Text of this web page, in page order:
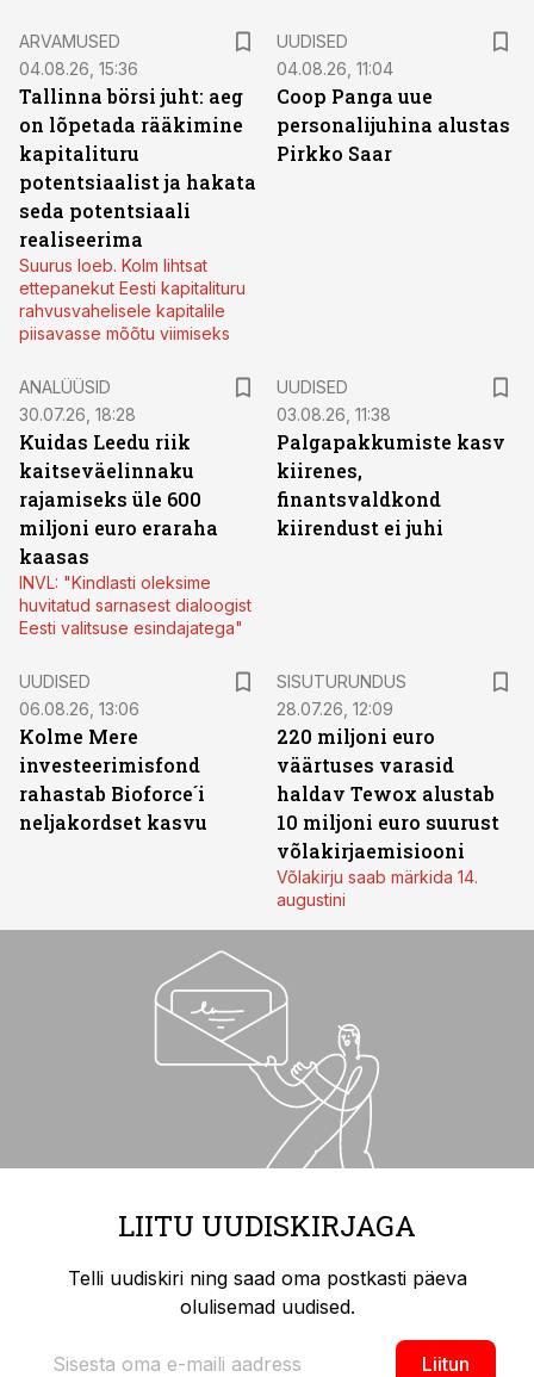
ARVAMUSED
04.08.26, 15:36
Tallinna börsi juht: aeg
on lõpetada rääkimine
kapitalituru
potentsiaalist ja hakata
seda potentsiaali
realiseerima
Suurus loeb. Kolm lihtsat
ettepanekut Eesti kapitalituru
rahvusvahelisele kapitalile
piisavasse mõõtu viimiseks
UUDISED
04.08.26, 11:04
Coop Panga uue
personalijuhina alustas
Pirkko Saar
ANALÜÜSID
30.07.26, 18:28
Kuidas Leedu riik
kaitseväelinnaku
rajamiseks üle 600
miljoni euro eraraha
kaasas
INVL: "Kindlasti oleksime
huvitatud sarnasest dialoogist
Eesti valitsuse esindajatega"
UUDISED
03.08.26, 11:38
Palgapakkumiste kasv
kiirenes,
finantsvaldkond
kiirendust ei juhi
UUDISED
06.08.26, 13:06
Kolme Mere
investeerimisfond
rahastab Bioforce´i
neljakordset kasvu
SISUTURUNDUS
28.07.26, 12:09
220 miljoni euro
väärtuses varasid
haldav Tewox alustab
10 miljoni euro suurust
võlakirjaemisiooni
Võlakirju saab märkida 14.
augustini
LIITU UUDISKIRJAGA
Telli uudiskiri ning saad oma postkasti päeva
olulisemad uudised.
Liitun